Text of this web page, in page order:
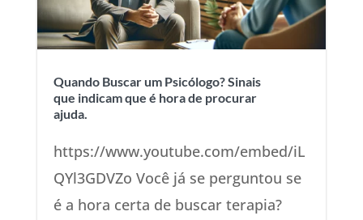
Quando Buscar um Psicólogo? Sinais
que indicam que é hora de procurar
ajuda.
https://www.youtube.com/embed/iL
QYl3GDVZo Você já se perguntou se
é a hora certa de buscar terapia?